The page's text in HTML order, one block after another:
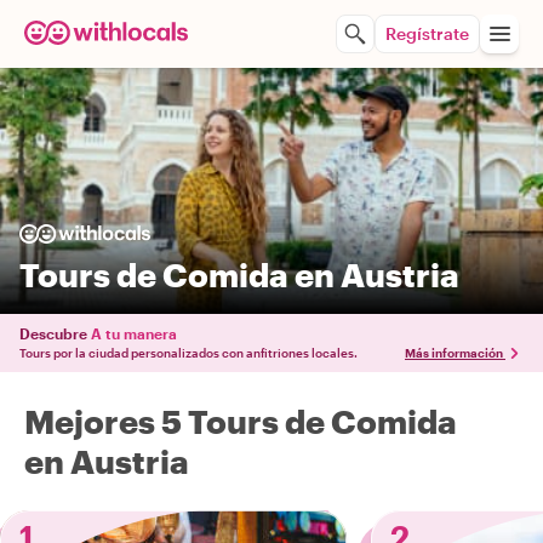
Regístrate
Tours de Comida en Austria
Descubre A tu manera
Tours por la ciudad personalizados con anfitriones locales. Más información
Mejores 5 Tours de Comida
en Austria